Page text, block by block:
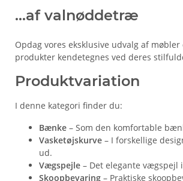
...af valnøddetræ
Opdag vores eksklusive udvalg af
produkter kendetegnes ved deres
Produktvariation
I denne kategori finder du:
Bænke – Som den komfortable
Vasketøjskurve – I forskellige
ud.
Vægspejle – Det elegante
Skoopbevaring – Praktiske